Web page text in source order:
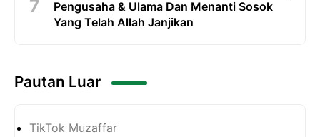
Pengusaha & Ulama Dan Menanti Sosok
Yang Telah Allah Janjikan
Pautan Luar
TikTok Muzaffar